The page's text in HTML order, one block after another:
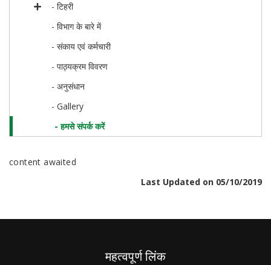
- टिहरी
- विभाग के बारे में
- संकाय एवं कर्मचारी
- पाठ्यक्रम विवरण
- अनुसंधान
- Gallery
- हमसे संपर्क करें
content awaited
Last Updated on 05/10/2019
महत्वपूर्ण लिंक